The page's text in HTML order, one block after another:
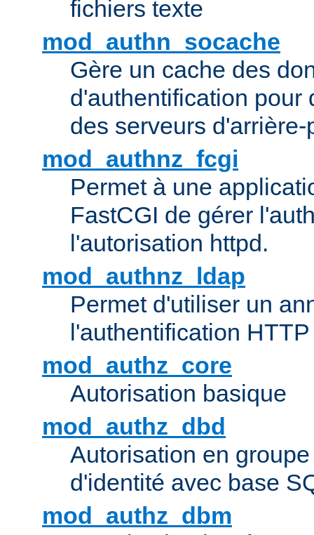
fichiers texte
mod_authn_socache
Gère un cache des
d'authentification pour
des serveurs d'arrière-
mod_authnz_fcgi
Permet à une
FastCGI de gérer
l'autorisation httpd.
mod_authnz_ldap
Permet d'utiliser un
l'authentification
mod_authz_core
Autorisation basique
mod_authz_dbd
Autorisation en
d'identité avec base
mod_authz_dbm